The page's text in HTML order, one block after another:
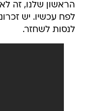
הראשון שלנו, זה
לפח עכשיו. יש
לנסות לשחזר.